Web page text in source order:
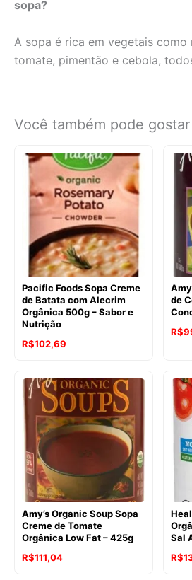
sopa?
A sopa é rica em vegetais como
tomate, pimentão e cebola,
Você também pode gostar
Pacific Foods Sopa Creme
de Batata com Alecrim
Orgânica 500g – Sabor e
Nutrição
O
original
era:
R$111,04.
R$102,69
atual
é:
R$102,69.
de
O
era:
R$
Amy’s Organic Soup Sopa
Creme de Tomate
Orgânica Low Fat – 425g
R$111,04
Sal
R$